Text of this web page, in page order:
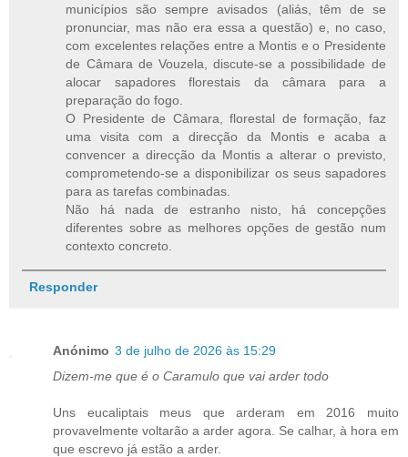
municípios são sempre avisados (aliás, têm de se
pronunciar, mas não era essa a questão) e, no caso,
com excelentes relações entre a Montis e o Presidente
de Câmara de Vouzela, discute-se a possibilidade de
alocar sapadores florestais da câmara para a
preparação do fogo.
O Presidente de Câmara, florestal de formação, faz
uma visita com a direcção da Montis e acaba a
convencer a direcção da Montis a alterar o previsto,
comprometendo-se a disponibilizar os seus sapadores
para as tarefas combinadas.
Não há nada de estranho nisto, há concepções
diferentes sobre as melhores opções de gestão num
contexto concreto.
Responder
Anónimo 3 de julho de 2026 às 15:29
Dizem-me que é o Caramulo que vai arder todo
Uns eucaliptais meus que arderam em 2016 muito
provavelmente voltarão a arder agora. Se calhar, à hora em
que escrevo já estão a arder.